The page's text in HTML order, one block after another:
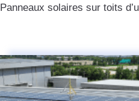
Panneaux solaires sur toits